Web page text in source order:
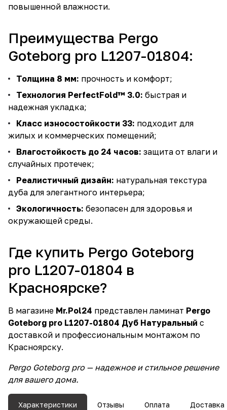
повышенной влажности.
Преимущества Pergo
Goteborg pro L1207-01804:
Толщина 8 мм: прочность и комфорт;
Технология PerfectFold™ 3.0: быстрая и
надежная укладка;
Класс износостойкости 33: подходит для
жилых и коммерческих помещений;
Влагостойкость до 24 часов: защита от влаги и
случайных протечек;
Реалистичный дизайн: натуральная текстура
дуба для элегантного интерьера;
Экологичность: безопасен для здоровья и
окружающей среды.
Где купить Pergo Goteborg
pro L1207-01804 в
Красноярске?
В магазине Mr.Pol24 представлен ламинат Pergo
Goteborg pro L1207-01804 Дуб Натуральный с
доставкой и профессиональным монтажом по
Красноярску.
Pergo Goteborg pro — надежное и стильное решение
для вашего дома.
Характеристики Отзывы Оплата Доставка